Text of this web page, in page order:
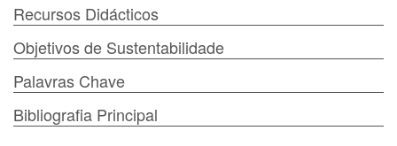
Recursos Didácticos
Objetivos de Sustentabilidade
Palavras Chave
Bibliografia Principal